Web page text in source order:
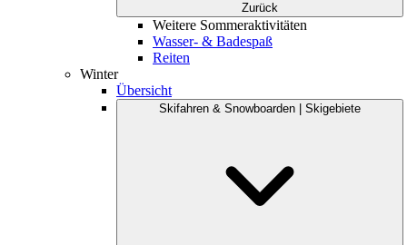
Zurück
Weitere Sommeraktivitäten
Wasser- & Badespaß
Reiten
Winter
Übersicht
Skifahren & Snowboarden | Skigebiete